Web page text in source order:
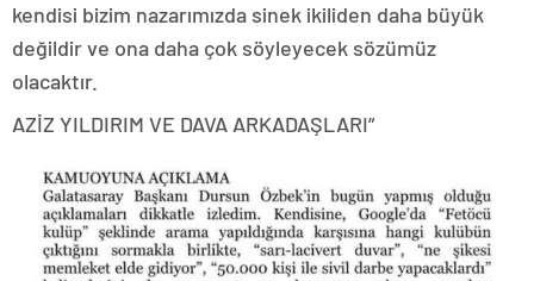
kendisi bizim nazarımızda sinek ikiliden daha büyük
değildir ve ona daha çok söyleyecek sözümüz
olacaktır.
AZİZ YILDIRIM VE DAVA ARKADAŞLARI”